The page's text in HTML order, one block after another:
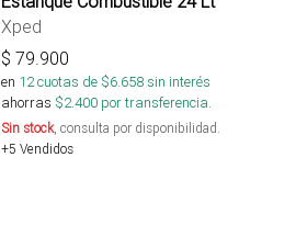
Xped
$ 79.900
en 12cuotas de $6.658sin interés
ahorras $2.400 por transferencia.
Sin stock, consulta por disponibilidad.
+5 Vendidos